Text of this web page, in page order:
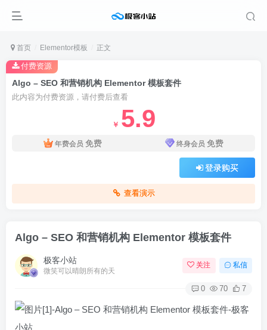
首页 Elementor模板 正文
Algo – SEO 和营销机构 Elementor 模板套件
此内容为付费资源，请付费后查看
￥ 5.9
年费会员 免费 终身会员 免费
登录购买
查看演示
付费资源
Algo – SEO 和营销机构 Elementor 模板套件
极客小站
微笑可以晴朗所有的天
关注 私信
0 70 7